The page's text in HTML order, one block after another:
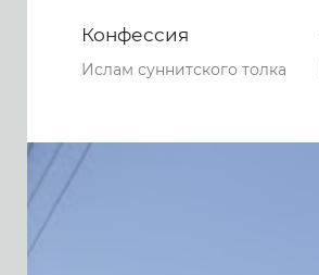
Конфессия
Ислам суннитского толка